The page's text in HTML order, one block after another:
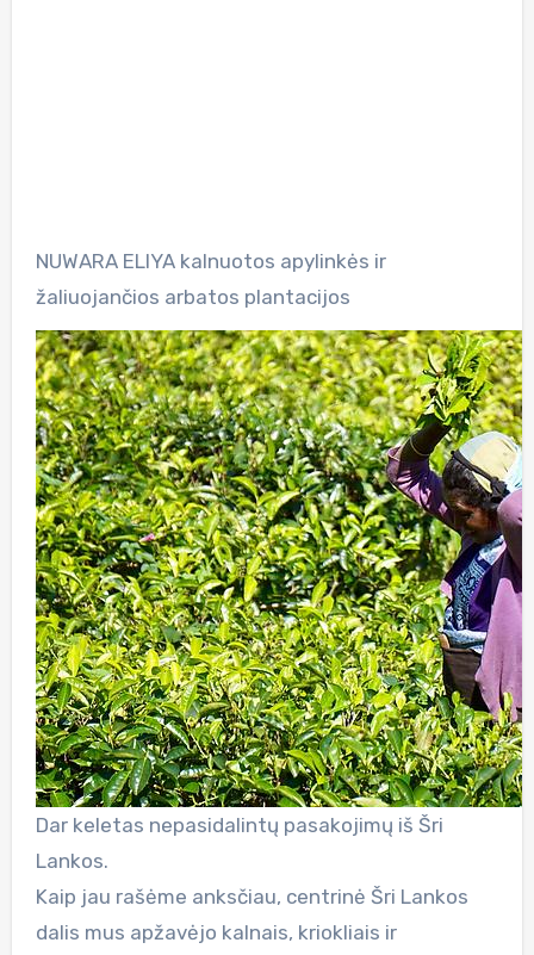
NUWARA ELIYA kalnuotos apylinkės ir
žaliuojančios arbatos plantacijos
Dar keletas nepasidalintų pasakojimų iš Šri
Lankos.
Kaip jau rašėme anksčiau, centrinė Šri Lankos
dalis mus apžavėjo kalnais, kriokliais ir